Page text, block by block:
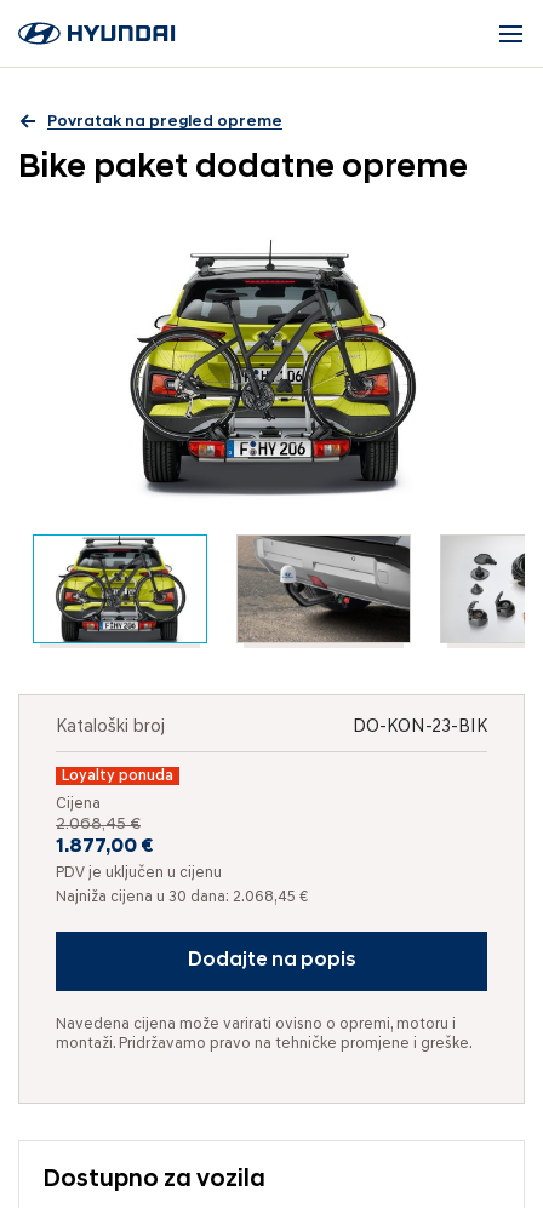
Povratak na pregled opreme
Bike paket dodatne opreme
Kataloški broj DO-KON-23-BIK
Loyalty ponuda
Cijena
2.068,45 €
1.877,00 €
PDV je uključen u cijenu
Najniža cijena u 30 dana: 2.068,45 €
Dodajte na popis
Navedena cijena može varirati ovisno o opremi, motoru i
montaži. Pridržavamo pravo na tehničke promjene i greške.
Dostupno za vozila